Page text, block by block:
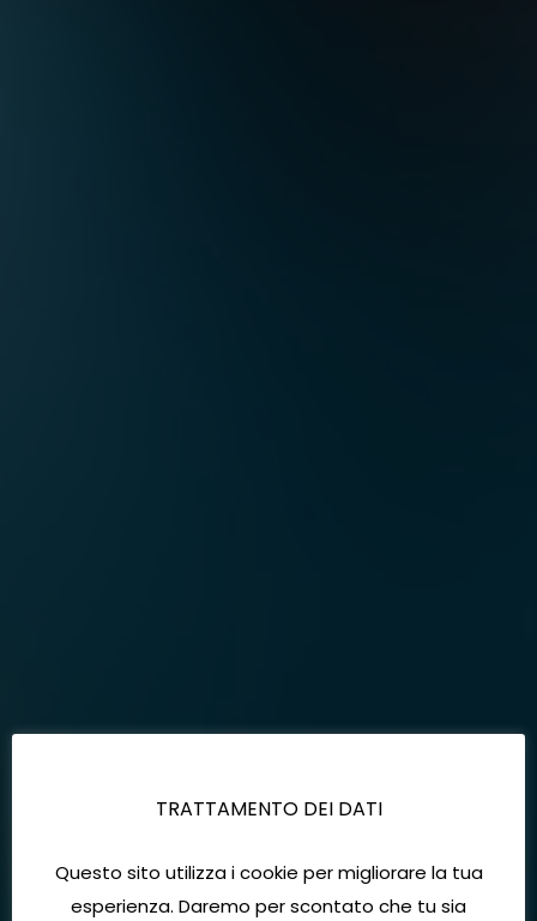
TRATTAMENTO DEI DATI
Questo sito utilizza i cookie per migliorare la tua
esperienza. Daremo per scontato che tu sia